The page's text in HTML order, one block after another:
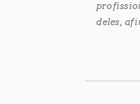
deles,